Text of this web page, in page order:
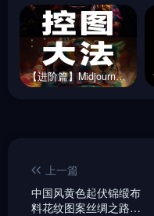
【进阶篇】Midjourney如何控图，做到收放自如！
上一篇
中国风黄色起伏锦缎布
料花纹图案丝绸之路微